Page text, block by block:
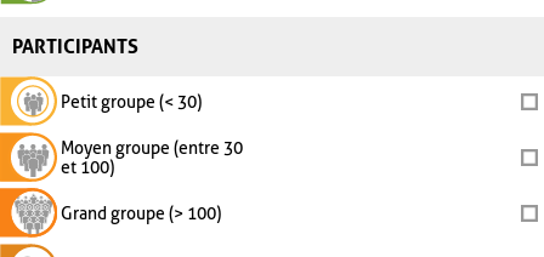
PARTICIPANTS
Petit groupe (< 30)
Moyen groupe (entre 30
et 100)
Grand groupe (> 100)